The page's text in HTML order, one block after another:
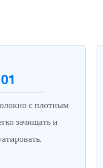
01
с плотным
зачищать и